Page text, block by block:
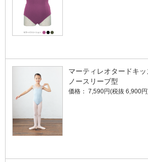
マーティレオタードキ
ノースリーブ型
価格： 7,590円(税抜 6,900